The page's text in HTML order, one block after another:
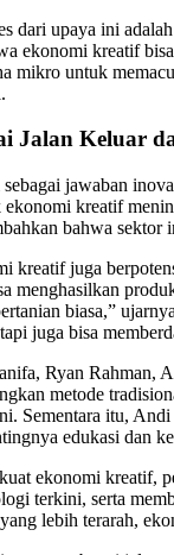
dari upaya ini
ekonomi kreatif
mikro untuk
Jalan Keluar
jawaban
kreatif
bahwa sektor
kreatif juga
menghasilkan
biasa,”
juga bisa
Ryan Rahman,
metode
Sementara itu,
edukasi dan
ekonomi kreatif,
terkini, serta
lebih terarah,